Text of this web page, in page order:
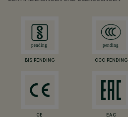
BIS PENDING CCC PENDING
CE EAC